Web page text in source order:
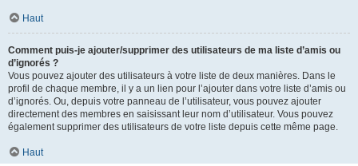
Haut
Comment puis-je ajouter/supprimer des utilisateurs de ma liste d’amis ou
d’ignorés ?
Vous pouvez ajouter des utilisateurs à votre liste de deux manières. Dans le
profil de chaque membre, il y a un lien pour l’ajouter dans votre liste d’amis ou
d’ignorés. Ou, depuis votre panneau de l’utilisateur, vous pouvez ajouter
directement des membres en saisissant leur nom d’utilisateur. Vous pouvez
également supprimer des utilisateurs de votre liste depuis cette même page.
Haut